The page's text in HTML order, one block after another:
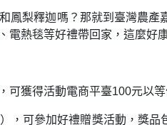
鳳梨釋迦嗎？那就到臺灣農產
熱毯等好禮帶回家，這麼好
獲得活動電商平臺100元以
，可參加好禮贈獎活動，獎